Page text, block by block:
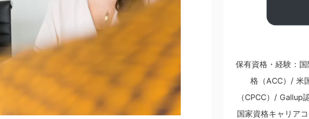
保有資格・経験：
格（ACC）/ 米
（CPCC）/ Gallup
国家資格キャリア